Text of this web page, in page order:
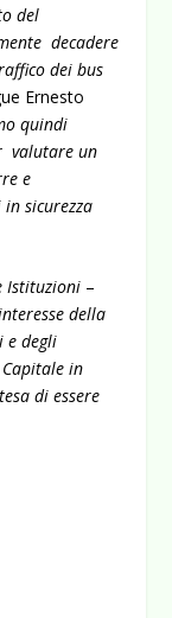
del
decadere
dei bus
Ernesto
quindi
valutare un
e
sicurezza
Istituzioni –
della
e degli
in
di essere